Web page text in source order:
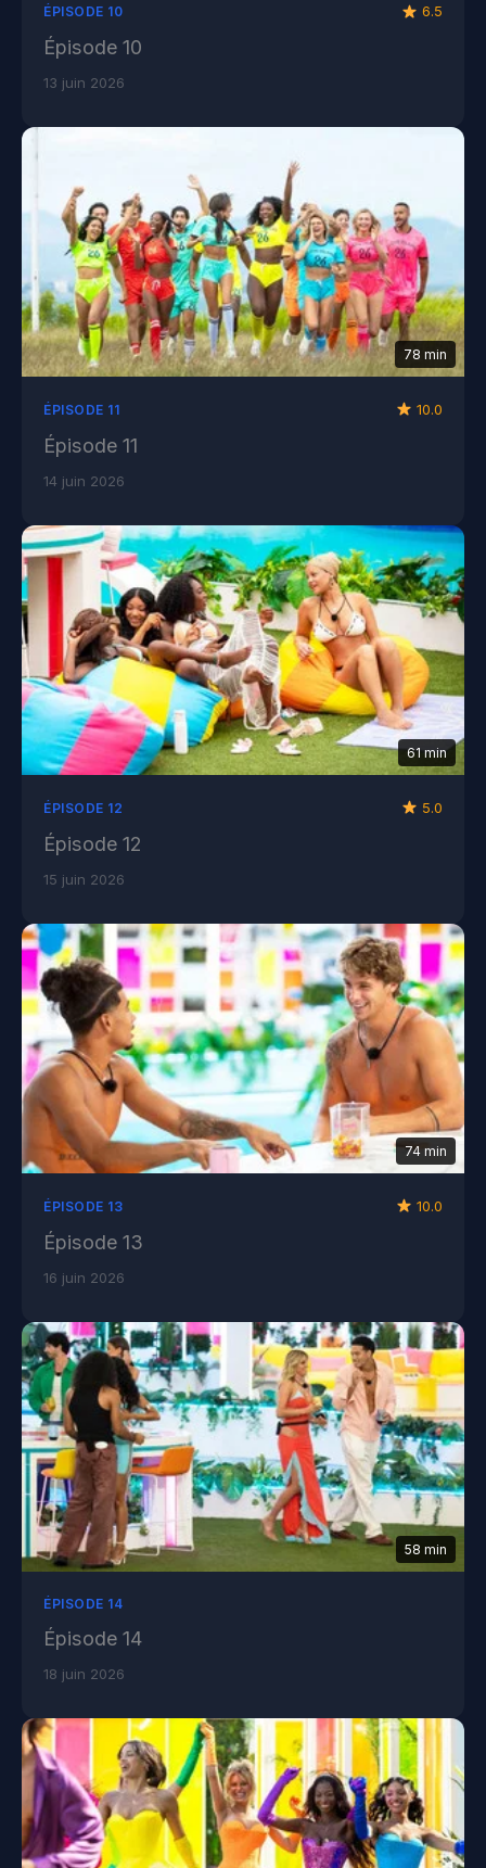
ÉPISODE 10 6.5
Épisode 10
13 juin 2026
78 min
ÉPISODE 11 10.0
Épisode 11
14 juin 2026
61 min
ÉPISODE 12 5.0
Épisode 12
15 juin 2026
74 min
ÉPISODE 13 10.0
Épisode 13
16 juin 2026
58 min
ÉPISODE 14
Épisode 14
18 juin 2026